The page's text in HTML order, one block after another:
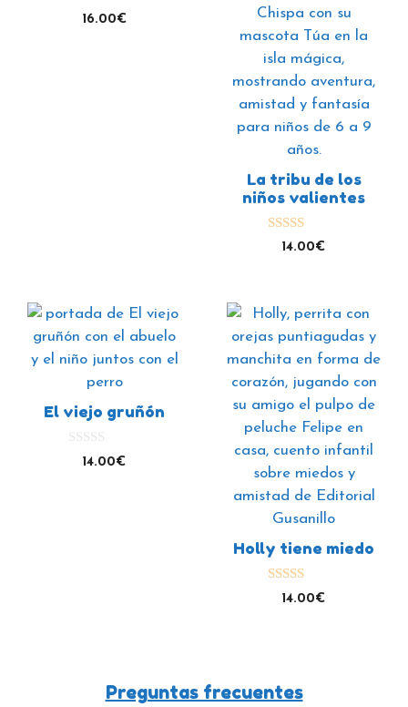
16.00€
La tribu de los
niños valientes
5.00
de 5
14.00€
El viejo gruñón
14.00€
Holly tiene miedo
5.00
de 5
14.00€
Preguntas frecuentes